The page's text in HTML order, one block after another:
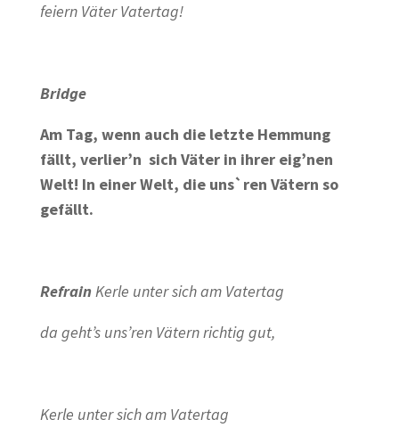
feiern Väter Vatertag!
Bridge
Am Tag, wenn auch die letzte Hemmung
fällt, verlier’n sich Väter in ihrer eig’nen
Welt! In einer Welt, die uns`ren Vätern so
gefällt.
RefrainKerle unter sich am Vatertag
da geht’s uns’ren Vätern richtig gut,
Kerle unter sich am Vatertag